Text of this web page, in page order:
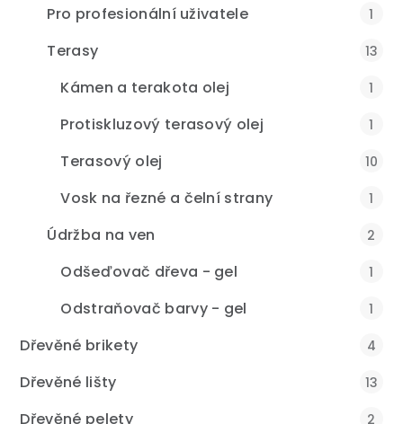
Pro profesionální uživatele 1
Terasy 13
Kámen a terakota olej 1
Protiskluzový terasový olej 1
Terasový olej 10
Vosk na řezné a čelní strany 1
Údržba na ven 2
Odšeďovač dřeva - gel 1
Odstraňovač barvy - gel 1
Dřevěné brikety 4
Dřevěné lišty 13
Dřevěné pelety 2